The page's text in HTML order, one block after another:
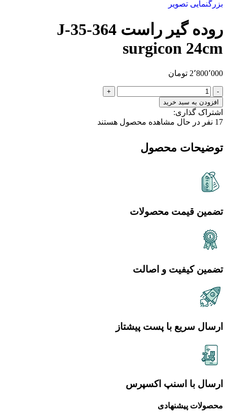
بزرگنمایی تصویر
روده گیر راست J-35-364
surgicon 24cm
2٬800٬000 تومان
افزودن به سبد خرید
اشتراک گذاری:
17 نفر در حال مشاهده محصول هستند
توضیحات محصول
تضمین قیمت محصولات
تضمین کیفیت و اصالت
ارسال سریع با پست پیشتاز
ارسال با اسنپ اکسپرس
محصولات پیشنهادی